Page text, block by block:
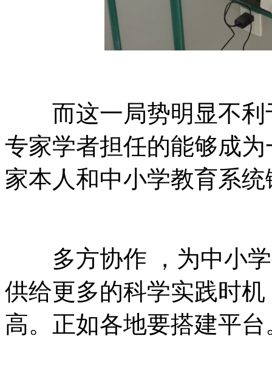
而这一局势明显不利于科
专家学者担任的能够成为一
家本人和中小学教育系统链
多方协作 ，为中小学
供给更多的科学实践时机
高。正如各地要搭建平台